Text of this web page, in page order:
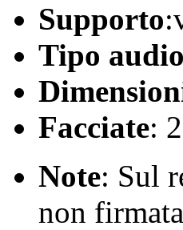
Supporto
Tipo audio
Facciate: 2
Note: Sul
non